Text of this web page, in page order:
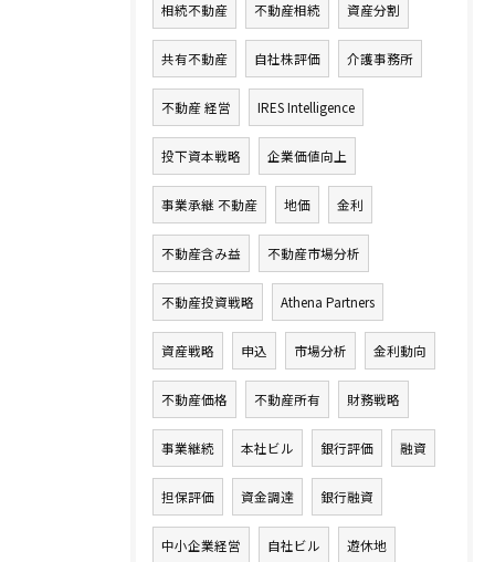
相続不動産 不動産相続 資産分割
共有不動産 自社株評価 介護事務所
不動産 経営 IRES Intelligence
投下資本戦略 企業価値向上
事業承継 不動産 地価 金利
不動産含み益 不動産市場分析
不動産投資戦略 Athena Partners
資産戦略 申込 市場分析 金利動向
不動産価格 不動産所有 財務戦略
事業継続 本社ビル 銀行評価 融資
担保評価 資金調達 銀行融資
中小企業経営 自社ビル 遊休地